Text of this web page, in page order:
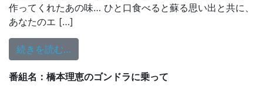
作ってくれたあの味… ひと口食べると蘇る思い出と共に、
あなたのエ […]
続きを読む…
番組名：橋本理恵のゴンドラに乗って